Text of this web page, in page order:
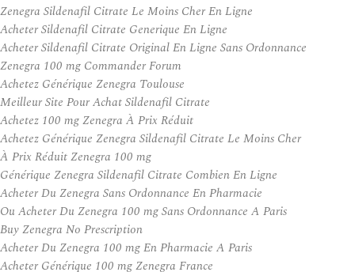
Zenegra Sildenafil Citrate Le Moins Cher En Ligne
Acheter Sildenafil Citrate Generique En Ligne
Acheter Sildenafil Citrate Original En Ligne Sans Ordonnance
Zenegra 100 mg Commander Forum
Achetez Générique Zenegra Toulouse
Meilleur Site Pour Achat Sildenafil Citrate
Achetez 100 mg Zenegra À Prix Réduit
Achetez Générique Zenegra Sildenafil Citrate Le Moins Cher
À Prix Réduit Zenegra 100 mg
Générique Zenegra Sildenafil Citrate Combien En Ligne
Acheter Du Zenegra Sans Ordonnance En Pharmacie
Ou Acheter Du Zenegra 100 mg Sans Ordonnance A Paris
Buy Zenegra No Prescription
Acheter Du Zenegra 100 mg En Pharmacie A Paris
Acheter Générique 100 mg Zenegra France